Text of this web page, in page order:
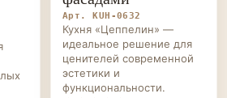
Кухня «Цеппелин» —
идеальное решение для
ценителей современной
эстетики и
функциональности.
★★★★★ 1 отзыв